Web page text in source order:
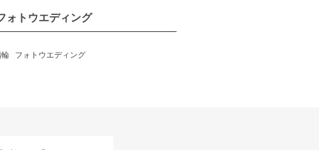
ォトウエディング
輪 フォトウエディング